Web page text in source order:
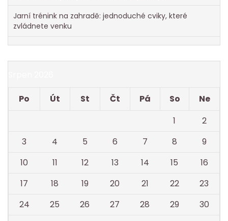
Jarní trénink na zahradě: jednoduché cviky, které
zvládnete venku
Po Út St Čt Pá So
Ne
1
2
3
4 5 6 7 8
9
10
11 12 13 14 15
16
17
18 19 20 21 22
23
24
25 26 27 28 29
30